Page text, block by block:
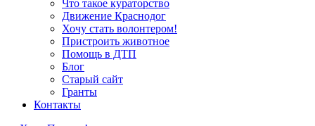
Что такое кураторство
Движение Краснодог
Хочу стать волонтером!
Пристроить животное
Помощь в ДТП
Блог
Старый сайт
Гранты
Контакты